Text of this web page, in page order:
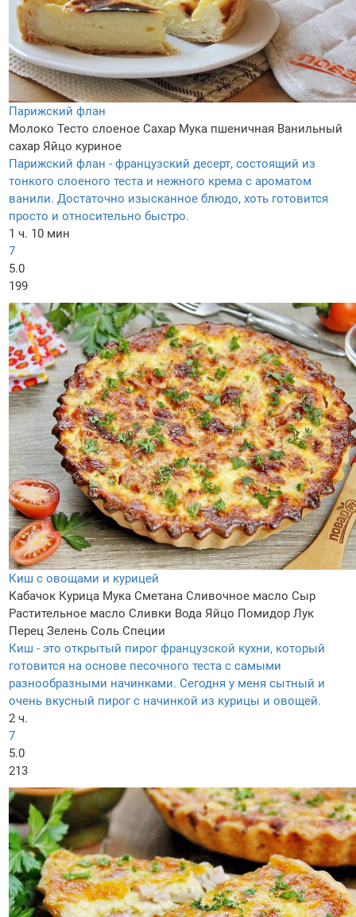
Парижский флан
Молоко Тесто слоеное Сахар Мука пшеничная Ванильный
сахар Яйцо куриное
Парижский флан - французский десерт, состоящий из
тонкого слоеного теста и нежного крема с ароматом
ванили. Достаточно изысканное блюдо, хоть готовится
просто и относительно быстро.
1 ч. 10 мин
7
5.0
199
Киш с овощами и курицей
Кабачок Курица Мука Сметана Сливочное масло Сыр
Растительное масло Сливки Вода Яйцо Помидор Лук
Перец Зелень Соль Специи
Киш - это открытый пирог французской кухни, который
готовится на основе песочного теста с самыми
разнообразными начинками. Сегодня у меня сытный и
очень вкусный пирог с начинкой из курицы и овощей.
2 ч.
7
5.0
213